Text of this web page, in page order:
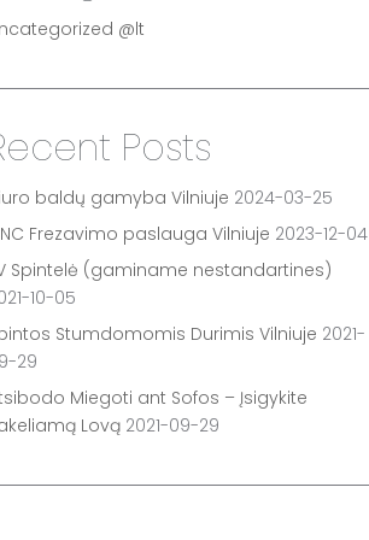
@lt
Posts
baldų gamyba Vilniuje 2024-03-25
Frezavimo paslauga Vilniuje 2023-12-04
Spintelė (gaminame nestandartines)
10-05
Stumdomomis Durimis Vilniuje 2021-
29
Miegoti ant Sofos – Įsigykite
Lovą 2021-09-29